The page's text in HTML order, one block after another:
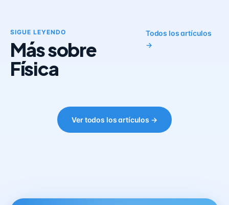
SIGUE LEYENDO
Más sobre
Física
Todos los artículos
→
Ver todos los artículos →